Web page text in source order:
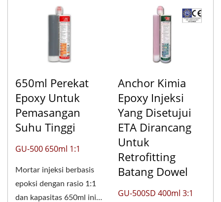
650ml Perekat
Epoxy Untuk
Pemasangan
Suhu Tinggi
GU-500 650ml 1:1
Mortar injeksi berbasis
epoksi dengan rasio 1:1
dan kapasitas 650ml ini
Anchor Kimia
Epoxy Injeksi
Yang Disetujui
ETA Dirancang
Untuk
Retrofitting
Batang Dowel
GU-500SD 400ml 3:1